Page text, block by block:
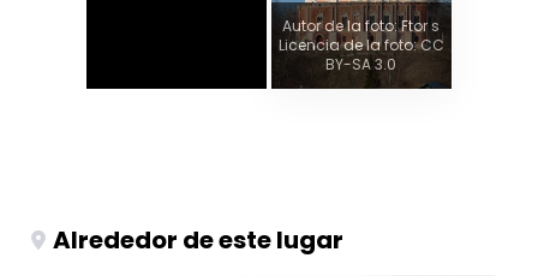
Autor de la foto: Ftor s
Licencia de la foto: CC
BY-SA 3.0
Alrededor de este lugar